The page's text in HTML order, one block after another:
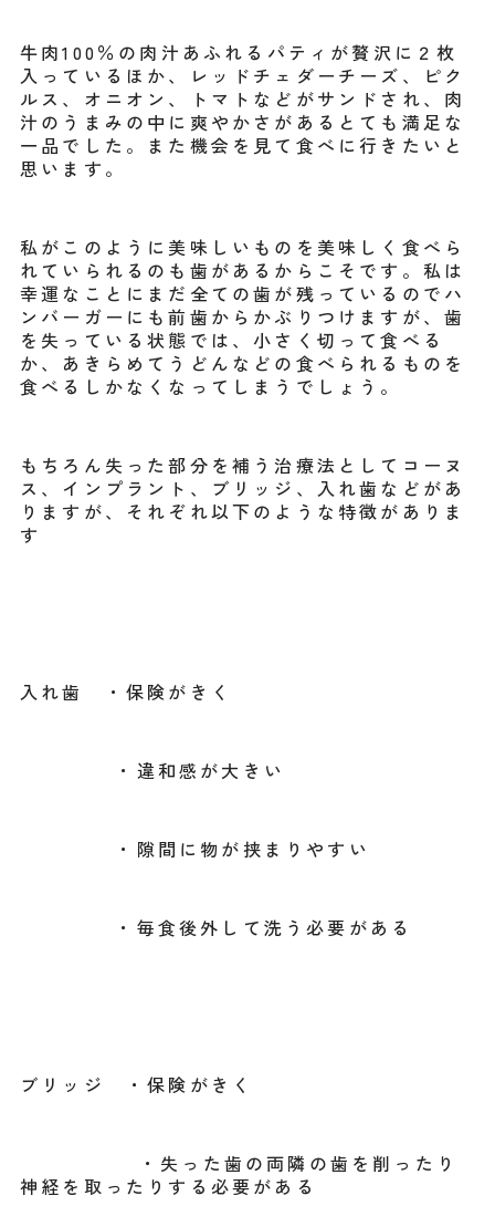
牛肉100％の肉汁あふれるパティが贅沢に２枚
入っているほか、レッドチェダーチーズ、ピク
ルス、オニオン、トマトなどがサンドされ、肉
汁のうまみの中に爽やかさがあるとても満足な
一品でした。また機会を見て食べに行きたいと
思います。
私がこのように美味しいものを美味しく食べら
れていられるのも歯があるからこそです。私は
幸運なことにまだ全ての歯が残っているのでハ
ンバーガーにも前歯からかぶりつけますが、歯
を失っている状態では、小さく切って食べる
か、あきらめてうどんなどの食べられるものを
食べるしかなくなってしまうでしょう。
もちろん失った部分を補う治療法としてコーヌ
ス、インプラント、ブリッジ、入れ歯などがあ
りますが、それぞれ以下のような特徴がありま
す
入れ歯 ・保険がきく
・違和感が大きい
・隙間に物が挟まりやすい
・毎食後外して洗う必要がある
ブリッジ ・保険がきく
・失った歯の両隣の歯を削ったり
神経を取ったりする必要がある